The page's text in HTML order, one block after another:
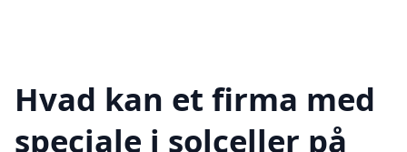
Hvad kan et firma med
speciale i solceller på